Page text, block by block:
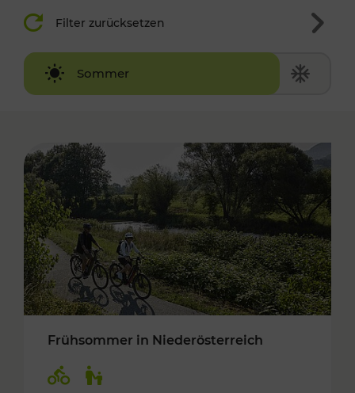
Filter zurücksetzen
Sommer
Winter
Frühsommer in Niederösterreich